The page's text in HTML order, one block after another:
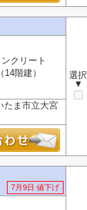
選択
▼
クリート
14階建）
たま市立大宮
7月9日 値下げ